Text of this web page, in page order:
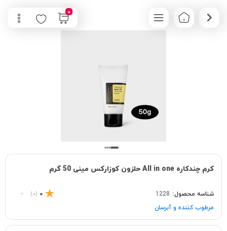
0
کرم چندکاره All in one حلزون كوزاركس مینی 50 گرم
شناسه محصول: 1228
0
(0)
مرطوب کننده و آبرسان